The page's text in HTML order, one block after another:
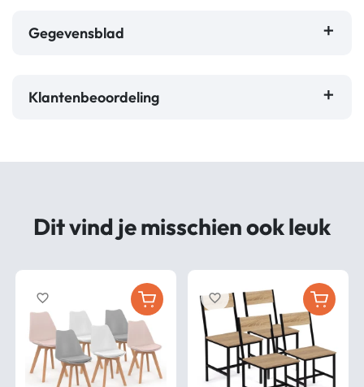
Gegevensblad
Klantenbeoordeling
Dit vind je misschien ook leuk
favorite_border favorite_border